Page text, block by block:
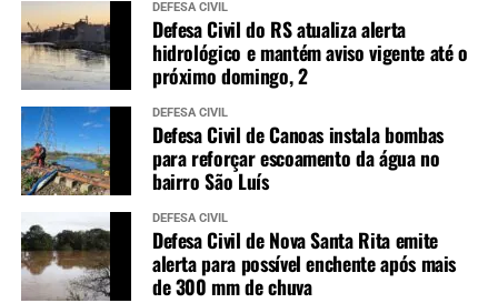
DEFESA CIVIL
Defesa Civil do RS atualiza alerta
hidrológico e mantém aviso vigente até o
próximo domingo, 2
DEFESA CIVIL
Defesa Civil de Canoas instala bombas
para reforçar escoamento da água no
bairro São Luís
DEFESA CIVIL
Defesa Civil de Nova Santa Rita emite
alerta para possível enchente após mais
de 300 mm de chuva